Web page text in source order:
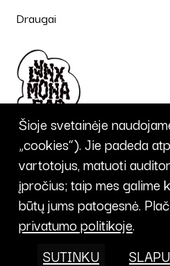
Draugai
Šioje svetainėje
„cookies“). Jie padeda
vartotojus, matuoti
įpročius; taip mes galime
būtų jums patogesnė.
privatumo politikoje.
SUTINKU